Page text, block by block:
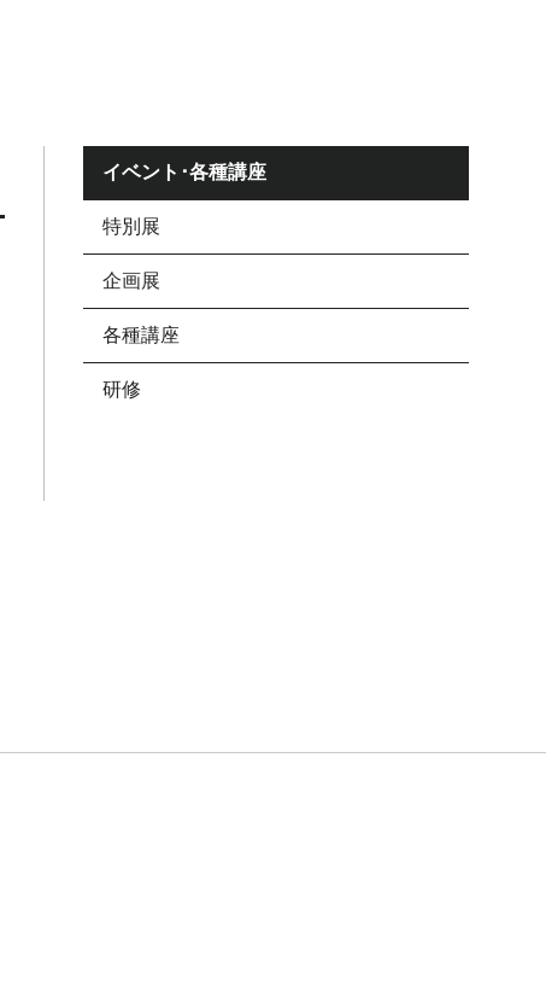
イベント･各種講座
特別展
企画展
各種講座
研修